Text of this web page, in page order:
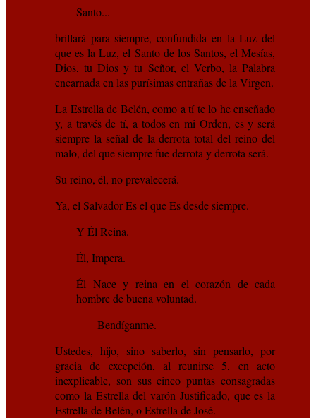
Santo...
brillará para siempre, confundida en la Luz del
que es la Luz, el Santo de los Santos, el Mesías,
Dios, tu Dios y tu Señor, el Verbo, la Palabra
encarnada en las purísimas entrañas de la Virgen.
La Estrella de Belén, como a tí te lo he enseñado
y, a través de tí, a todos en mi Orden, es y será
siempre la señal de la derrota total del reino del
malo, del que siempre fue derrota y derrota será.
Su reino, él, no prevalecerá.
Ya, el Salvador Es el que Es desde siempre.
Y Él Reina.
Él, Impera.
Él Nace y reina en el corazón de cada
hombre de buena voluntad.
Bendíganme.
Ustedes, hijo, sino saberlo, sin pensarlo, por
gracia de excepción, al reunirse 5, en acto
inexplicable, son sus cinco puntas consagradas
como la Estrella del varón Justificado, que es la
Estrella de Belén, o Estrella de José.